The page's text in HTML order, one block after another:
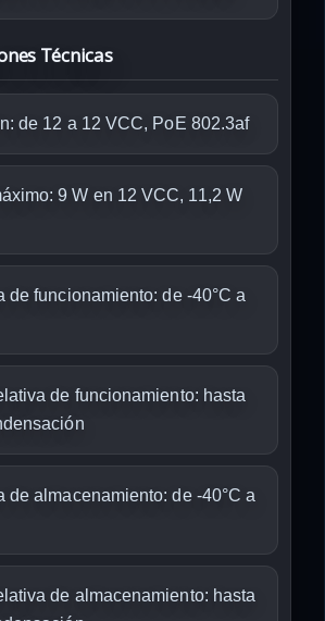
Técnicas
de 12 a 12 VCC, PoE 802.3af
9 W en 12 VCC, 11,2 W
de funcionamiento: de -40°C a
de funcionamiento: hasta
de almacenamiento: de -40°C a
de almacenamiento: hasta